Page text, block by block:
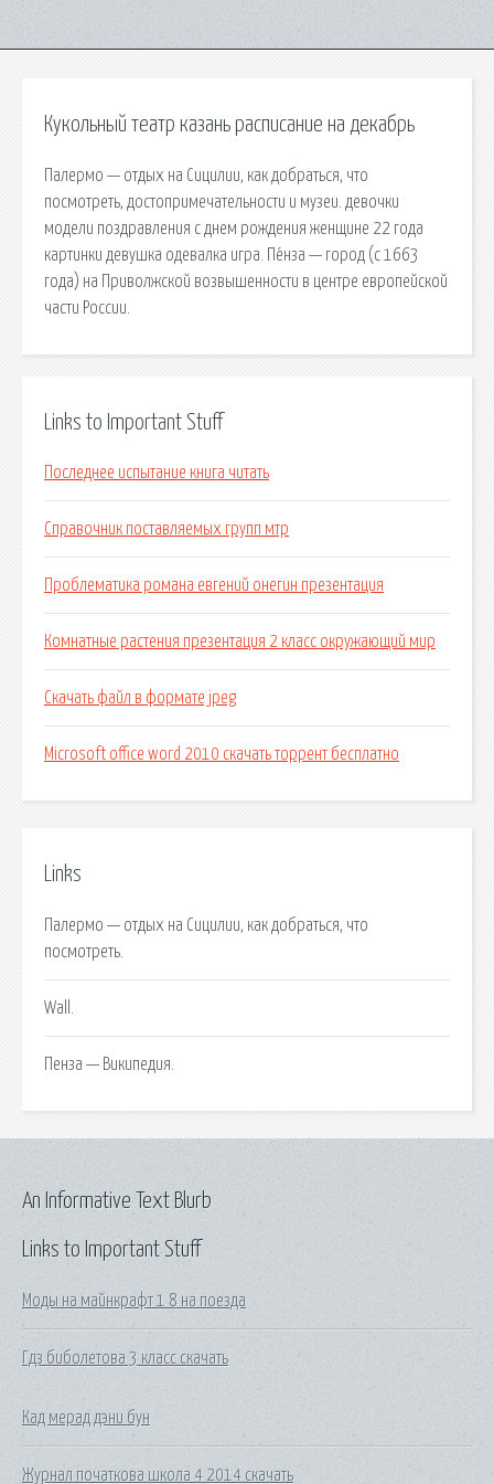
Кукольный театр казань расписание на декабрь
Палермо — отдых на Сицилии, как добраться, что
посмотреть, достопримечательности и музеи. девочки
модели поздравления с днем рождения женщине 22 года
картинки девушка одевалка игра. Пе́нза — город (c 1663
года) на Приволжской возвышенности в центре европейской
части России.
Links to Important Stuff
Последнее испытание книга читать
Справочник поставляемых групп мтр
Проблематика романа евгений онегин презентация
Комнатные растения презентация 2 класс окружающий мир
Скачать файл в формате jpeg
Microsoft office word 2010 скачать торрент бесплатно
Links
Палермо — отдых на Сицилии, как добраться, что
посмотреть.
Wall.
Пенза — Википедия.
Links to Important Stuff
Моды на майнкрафт 1 8 на поезда
Гдз биболетова 3 класс скачать
Кад мерад дэни бун
Журнал початкова школа 4 2014 скачать
An Informative Text Blurb